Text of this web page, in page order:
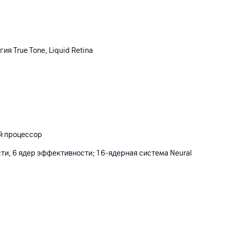
True Tone, Liquid Retina
процессор
6 ядер эффективности; 16‑ядерная система Neural